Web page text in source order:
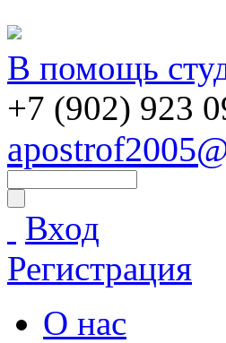
В помощь
+7 (902) 923
Вход
Регистрация
О нас